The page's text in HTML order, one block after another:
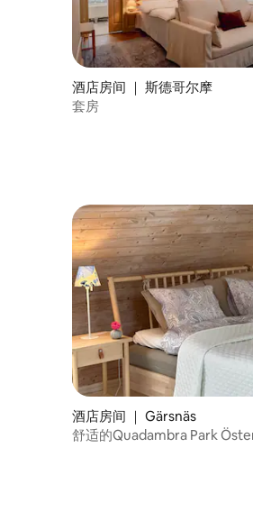
酒店房间 ｜ 斯德哥尔摩
套房
酒店房间 ｜ Gärsnäs
舒适的Quadambra Park